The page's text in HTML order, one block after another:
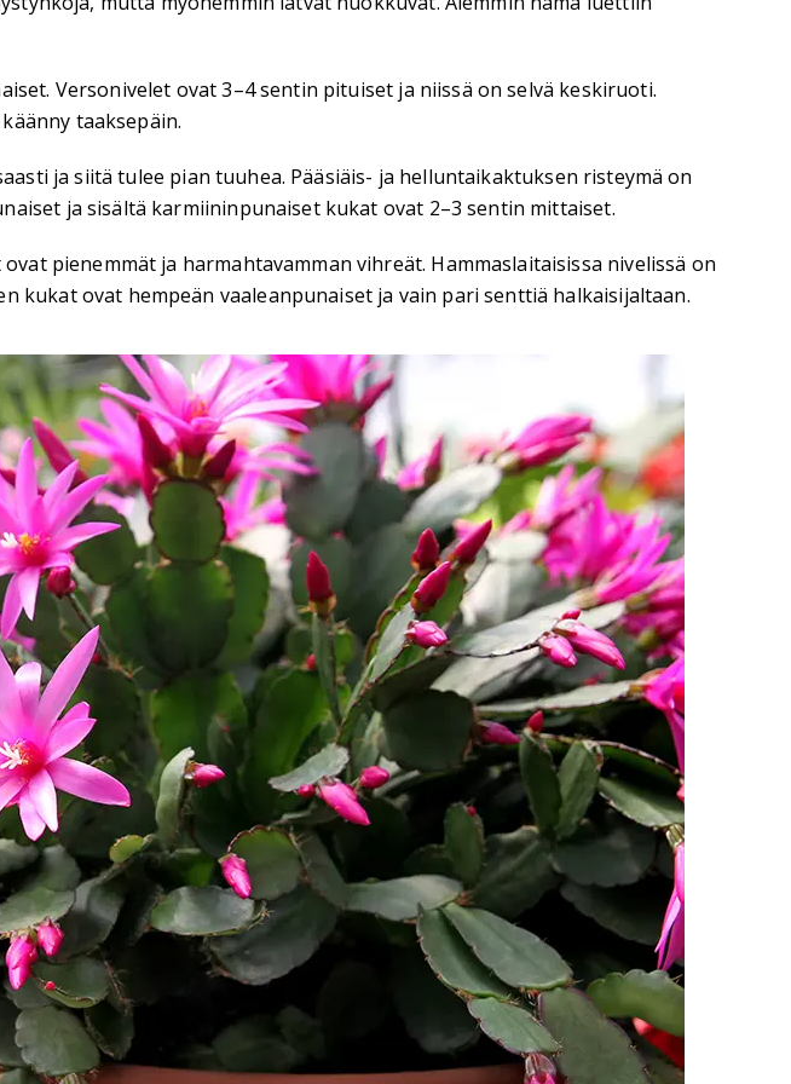
Versonivelet ovat 3–4 sentin pituiset ja niissä on selvä keskiruoti.
taaksepäin.
ja siitä tulee pian tuuhea. Pääsiäis- ja helluntaikaktuksen risteymä on
ja sisältä karmiininpunaiset kukat ovat 2–3 sentin mittaiset.
pienemmät ja harmahtavamman vihreät. Hammaslaitaisissa nivelissä on
kukat ovat hempeän vaaleanpunaiset ja vain pari senttiä halkaisijaltaan.